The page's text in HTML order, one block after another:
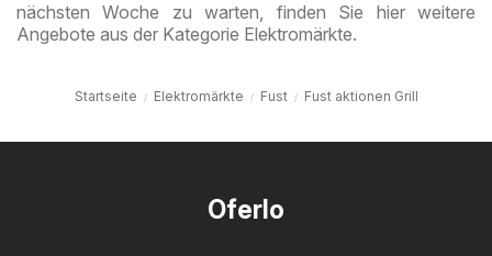
nächsten Woche zu warten, finden Sie hier weitere
Angebote aus der Kategorie Elektromärkte.
Startseite Elektromärkte Fust Fust aktionen Grill
Oferlo